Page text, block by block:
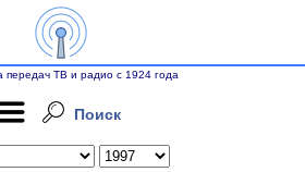
передач ТВ и радио с 1924 года
Поиск